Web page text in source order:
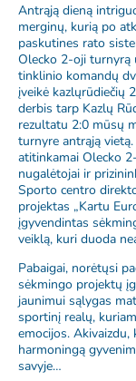
Antrąją dieną
merginų, kurią po
paskutines rato
Olecko 2-oji turnyrą
tinklinio komandų
įveikė kazlųrūdiečių
derbis tarp Kazlų
rezultatu 2:0 mūsų
turnyre antrąją
atitinkamai Olecko
nugalėtojai ir
Sporto centro
projektas „Kartu
įgyvendintas
veiklą, kuri duoda
Pabaigai, norėtųsi
sėkmingo projektų
jaunimui sąlygas
sportinį realų,
emocijos.
harmoningą
savyje…